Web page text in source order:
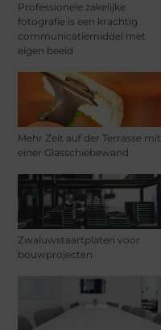
Professionele zakelijke
fotografie is een krachtig
communicatiemiddel met
eigen beeld
Mehr Zeit auf der Terrasse mit
einer Glasschiebewand
Zwaluwstaartplaten voor
bouwprojecten